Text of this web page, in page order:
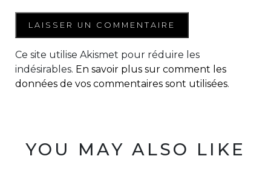
Ce site utilise Akismet pour réduire les
indésirables. En savoir plus sur comment les
données de vos commentaires sont utilisées.
YOU MAY ALSO LIKE